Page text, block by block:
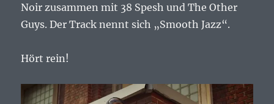
Noir zusammen mit 38 Spesh und The Other
Guys. Der Track nennt sich „Smooth Jazz“.
Hört rein!